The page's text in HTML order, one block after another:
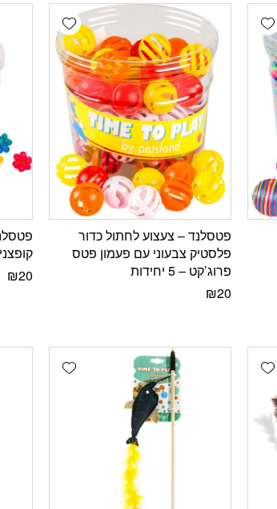
Add wishlist
Add wishlist
פטסלנד – צעצוע לחתול כדור
פלסטיק צבעוני עם פעמון פטס
פרוג’קט – 5 יחידות
₪20
₪20
Add wishlist
Add wishlist